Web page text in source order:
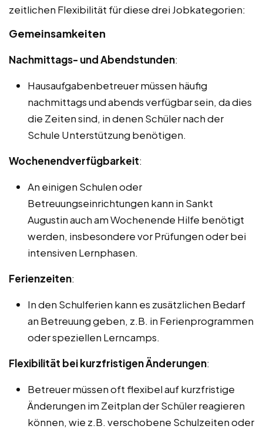
zeitlichen Flexibilität für diese drei Jobkategorien:
Gemeinsamkeiten
Nachmittags- und Abendstunden:
Hausaufgabenbetreuer müssen häufig
nachmittags und abends verfügbar sein, da dies
die Zeiten sind, in denen Schüler nach der
Schule Unterstützung benötigen.
Wochenendverfügbarkeit:
An einigen Schulen oder
Betreuungseinrichtungen kann in Sankt
Augustin auch am Wochenende Hilfe benötigt
werden, insbesondere vor Prüfungen oder bei
intensiven Lernphasen.
Ferienzeiten:
In den Schulferien kann es zusätzlichen Bedarf
an Betreuung geben, z.B. in Ferienprogrammen
oder speziellen Lerncamps.
Flexibilität bei kurzfristigen Änderungen:
Betreuer müssen oft flexibel auf kurzfristige
Änderungen im Zeitplan der Schüler reagieren
können, wie z.B. verschobene Schulzeiten oder